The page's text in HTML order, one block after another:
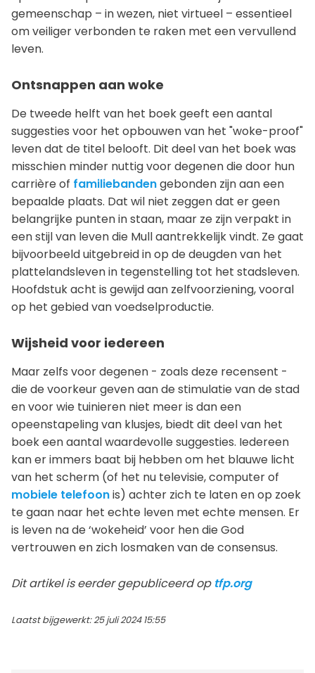
gemeenschap – in wezen, niet virtueel – essentieel
om veiliger verbonden te raken met een vervullend
leven.
Ontsnappen aan woke
De tweede helft van het boek geeft een aantal
suggesties voor het opbouwen van het "woke-proof"
leven dat de titel belooft. Dit deel van het boek was
misschien minder nuttig voor degenen die door hun
carrière of familiebandengebonden zijn aan een
bepaalde plaats. Dat wil niet zeggen dat er geen
belangrijke punten in staan, maar ze zijn verpakt in
een stijl van leven die Mull aantrekkelijk vindt. Ze gaat
bijvoorbeeld uitgebreid in op de deugden van het
plattelandsleven in tegenstelling tot het stadsleven.
Hoofdstuk acht is gewijd aan zelfvoorziening, vooral
op het gebied van voedselproductie.
Wijsheid voor iedereen
Maar zelfs voor degenen - zoals deze recensent -
die de voorkeur geven aan de stimulatie van de stad
en voor wie tuinieren niet meer is dan een
opeenstapeling van klusjes, biedt dit deel van het
boek een aantal waardevolle suggesties. Iedereen
kan er immers baat bij hebben om het blauwe licht
van het scherm (of het nu televisie, computer of
mobiele telefoonis) achter zich te laten en op zoek
te gaan naar het echte leven met echte mensen. Er
is leven na de ‘wokeheid’ voor hen die God
vertrouwen en zich losmaken van de consensus.
Dit artikel is eerder gepubliceerd op tfp.org
Laatst bijgewerkt: 25 juli 2024 15:55